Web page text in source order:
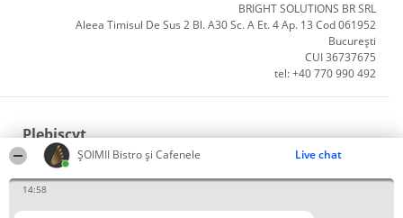
ȘOIMII Bistro și Cafenele Live chat
14:58
BRIGHT SOLUTIONS BR SRL
Aleea Timisul De Sus 2 Bl. A30 Sc. A Et. 4 Ap. 13 Cod 061952
București
CUI 36737675
tel: +40 770 990 492
Plebiscyt
Câștigătorii
Reguli